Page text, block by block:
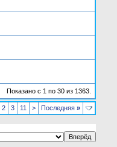
Показано с 1 по 30 из 1363.
2 3 11 > Последняя »